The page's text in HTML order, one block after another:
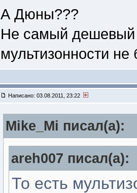
А Дюны???
Не самый дешевый
мультизонности
Написано: 03.08.2011, 23:22
Mike_Mi писал(a):
areh007 писал(a):
То есть